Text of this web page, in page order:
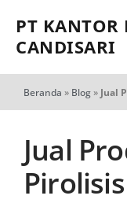
PT KANTOR
CANDISARI
Beranda » Blog» Jual
Jual
Pirolisis